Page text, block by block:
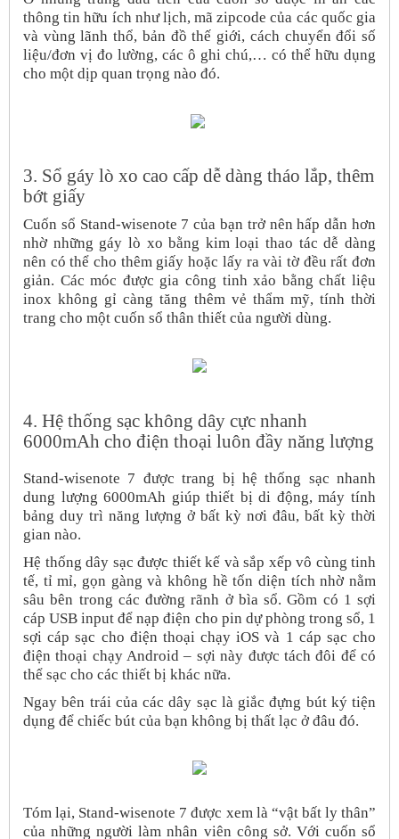
thông tin hữu ích như lịch, mã zipcode của các quốc gia
và vùng lãnh thổ, bản đồ thế giới, cách chuyển đổi số
liệu/đơn vị đo lường, các ô ghi chú,… có thể hữu dụng
cho một dịp quan trọng nào đó.
3. Sổ gáy lò xo cao cấp dễ dàng tháo lắp, thêm
bớt giấy
Cuốn sổ Stand-wisenote 7 của bạn trở nên hấp dẫn hơn
nhờ những gáy lò xo bằng kim loại thao tác dễ dàng
nên có thể cho thêm giấy hoặc lấy ra vài tờ đều rất đơn
giản. Các móc được gia công tinh xảo bằng chất liệu
inox không gỉ càng tăng thêm vẻ thẩm mỹ, tính thời
trang cho một cuốn sổ thân thiết của người dùng.
4. Hệ thống sạc không dây cực nhanh
6000mAh cho điện thoại luôn đầy năng lượng
Stand-wisenote 7 được trang bị hệ thống sạc nhanh
dung lượng 6000mAh giúp thiết bị di động, máy tính
bảng duy trì năng lượng ở bất kỳ nơi đâu, bất kỳ thời
gian nào.
Hệ thống dây sạc được thiết kế và sắp xếp vô cùng tinh
tế, tỉ mỉ, gọn gàng và không hề tốn diện tích nhờ nằm
sâu bên trong các đường rãnh ở bìa sổ. Gồm có 1 sợi
cáp USB input để nạp điện cho pin dự phòng trong sổ, 1
sợi cáp sạc cho điện thoại chạy iOS và 1 cáp sạc cho
điện thoại chạy Android – sợi này được tách đôi để có
thể sạc cho các thiết bị khác nữa.
Ngay bên trái của các dây sạc là giắc đựng bút ký tiện
dụng để chiếc bút của bạn không bị thất lạc ở đâu đó.
Tóm lại, Stand-wisenote 7 được xem là “vật bất ly thân”
của những người làm nhân viên công sở. Với cuốn sổ